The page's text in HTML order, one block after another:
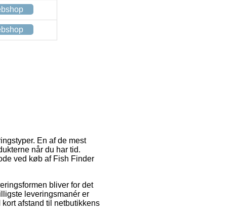
En af de mest
når du har tid.
ved køb af Fish Finder
bliver for det
leveringsmanér er
afstand til netbutikkens